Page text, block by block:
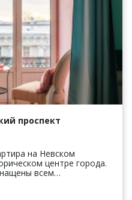
проспект
на Невском
центре города.
всем